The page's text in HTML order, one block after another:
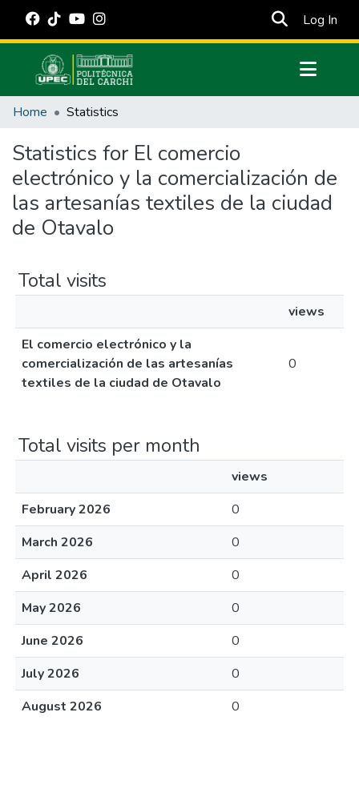
Log In
Communities & Collections
Estadísticas Externas
Manuales
Home Statistics
Statistics for El comercio
electrónico y la comercialización de
las artesanías textiles de la ciudad
de Otavalo
Total visits
views
El comercio electrónico y la
comercialización de las artesanías
textiles de la ciudad de Otavalo
0
Total visits per month
views
February 2026
0
March 2026
0
April 2026
0
May 2026
0
June 2026
0
July 2026
0
August 2026
0